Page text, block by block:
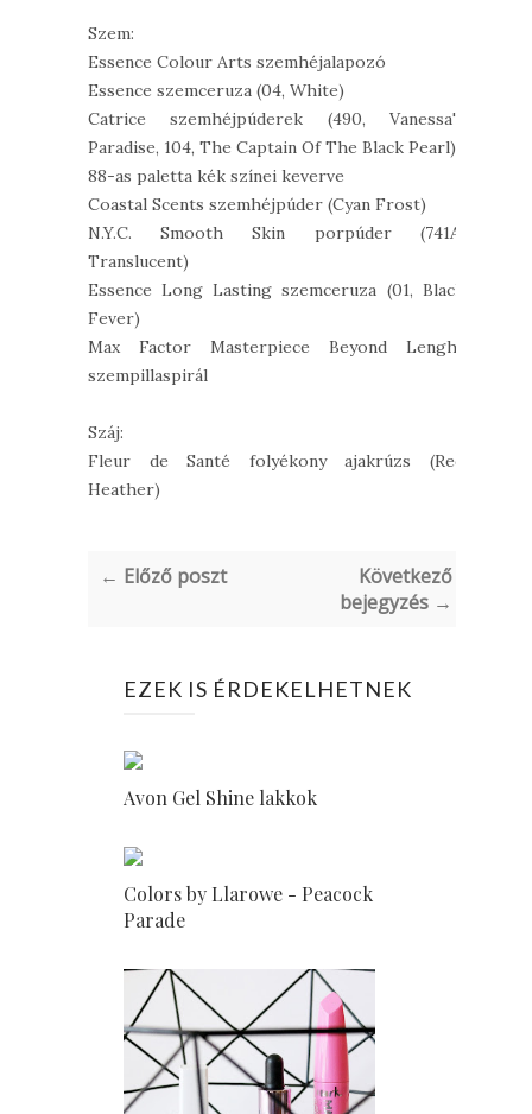
Szem:
Essence Colour Arts szemhéjalapozó
Essence szemceruza (04, White)
Catrice szemhéjpúderek (490, Vanessa's
Paradise, 104, The Captain Of The Black Pearl)
88-as paletta kék színei keverve
Coastal Scents szemhéjpúder (Cyan Frost)
N.Y.C. Smooth Skin porpúder (741A,
Translucent)
Essence Long Lasting szemceruza (01, Black
Fever)
Max Factor Masterpiece Beyond Lenght
szempillaspirál
Száj:
Fleur de Santé folyékony ajakrúzs (Red
Heather)
← Előző poszt
Következő
bejegyzés →
EZEK IS ÉRDEKELHETNEK
Avon Gel Shine lakkok
Colors by Llarowe - Peacock
Parade